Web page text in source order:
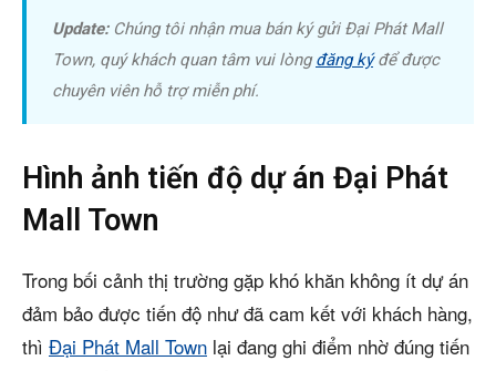
Search
(5 Reviews)
Update:Chúng tôi nhận mua bán ký gửi Đại Phát Mall
Town, quý khách quan tâm vui lòngđăng kýđể được
chuyên viên hỗ trợ miễn phí.
Hình ảnh tiến độ dự án Đại Phát
Mall Town
Trong bối cảnh thị trường gặp khó khăn không ít dự án
đảm bảo được tiến độ như đã cam kết với khách hàng,
thì Đại Phát Mall Town lại đang ghi điểm nhờ đúng tiến